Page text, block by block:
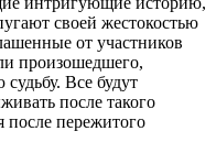
своей жестокостью
от участников
произошедшего,
Все будут
после такого
после пережитого